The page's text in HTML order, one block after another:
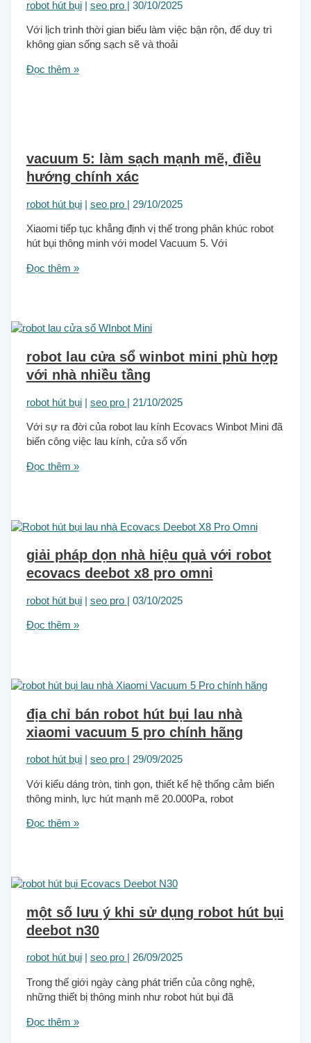
robot hút bụi| seo pro 30/10/2025
Với lịch trình thời gian biểu làm việc bận rộn, để duy trì
không gian sống sạch sẽ và thoải
Đọc thêm »
vacuum 5: làm sạch mạnh mẽ, điều
hướng chính xác
robot hút bụi| seo pro 29/10/2025
Xiaomi tiếp tục khẳng định vị thế trong phân khúc robot
hút bụi thông minh với model Vacuum 5. Với
Đọc thêm »
robot lau cửa sổ winbot mini phù hợp
với nhà nhiều tầng
robot hút bụi| seo pro 21/10/2025
Với sự ra đời của robot lau kính Ecovacs Winbot Mini đã
biến công việc lau kính, cửa sổ vốn
Đọc thêm »
giải pháp dọn nhà hiệu quả với robot
ecovacs deebot x8 pro omni
robot hút bụi| seo pro 03/10/2025
Đọc thêm »
địa chỉ bán robot hút bụi lau nhà
xiaomi vacuum 5 pro chính hãng
robot hút bụi| seo pro 29/09/2025
Với kiểu dáng tròn, tinh gọn, thiết kế hệ thống cảm biến
thông minh, lực hút mạnh mẽ 20.000Pa, robot
Đọc thêm »
một số lưu ý khi sử dụng robot hút bụi
deebot n30
robot hút bụi| seo pro 26/09/2025
Trong thế giới ngày càng phát triển của công nghệ,
những thiết bị thông minh như robot hút bụi đã
Đọc thêm »